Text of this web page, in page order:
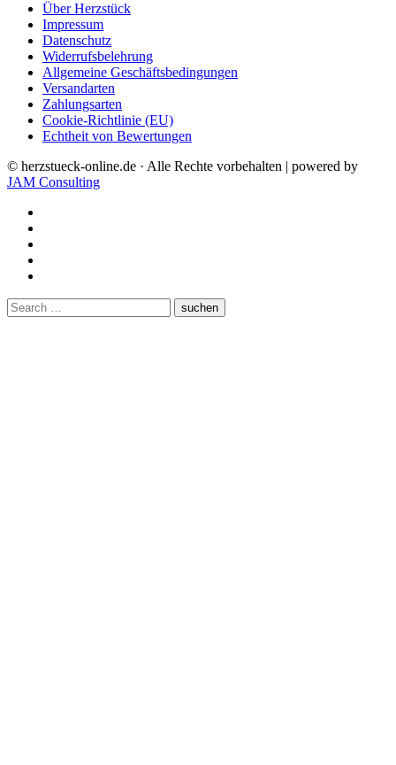
Über Herzstück
Impressum
Datenschutz
Widerrufsbelehrung
Allgemeine Geschäftsbedingungen
Versandarten
Zahlungsarten
Cookie-Richtlinie (EU)
Echtheit von Bewertungen
© herzstueck-online.de · Alle Rechte vorbehalten | powered by
JAM Consulting